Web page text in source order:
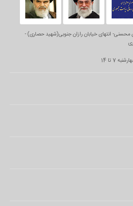
محسنی- انتهای خیابان رازان جنوبی(شهید حصاری) -
7 تا 14